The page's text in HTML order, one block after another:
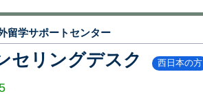
留学サポートセンター
セリングデスク 西日本の方